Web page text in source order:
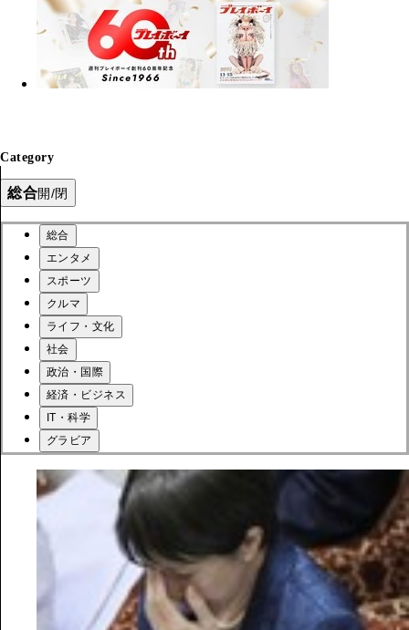
Category
総合開/閉
総合
エンタメ
スポーツ
クルマ
ライフ・文化
社会
政治・国際
経済・ビジネス
IT・科学
グラビア